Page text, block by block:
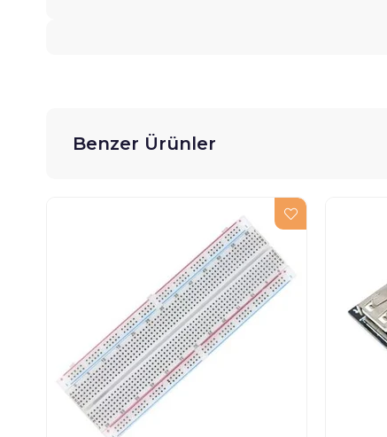
Benzer Ürünler